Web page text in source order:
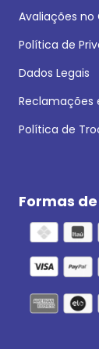
Avaliações no
Política de
Dados Legais
Reclamações
Política de
Formas